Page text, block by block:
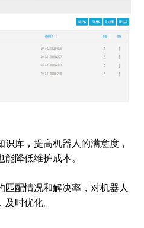
库，提高机器人的满意度，
降低维护成本。
匹配情况和解决率，对机器人
时优化。